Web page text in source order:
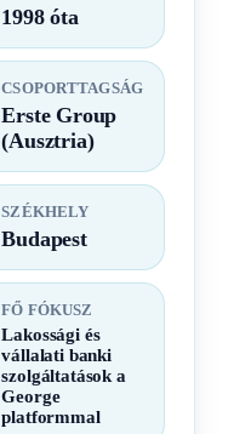
1998 óta
CSOPORTTAGSÁG
Erste Group
(Ausztria)
SZÉKHELY
Budapest
FŐ FÓKUSZ
Lakossági és
vállalati banki
szolgáltatások a
George
platformmal